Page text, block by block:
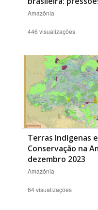
Amazônia
446 visualizações
Terras Indígenas
Conservação na
dezembro 2023
Amazônia
64 visualizações